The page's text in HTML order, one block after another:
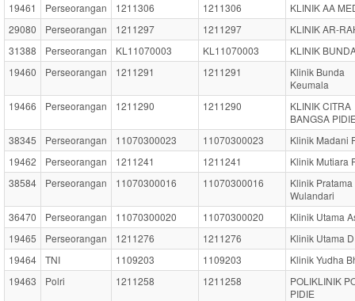
19461 Perseorangan 1211306 1211306
KLINIK AA
29080
Perseorangan 1211297 1211297
KLINIK AR-
31388
Perseorangan KL11070003 KL11070003
KLINIK
19460
Perseorangan 1211291 1211291
Klinik Bunda
Keumala
19466
Perseorangan 1211290 1211290
KLINIK CITRA
BANGSA
38345
Perseorangan 11070300023 11070300023
Klinik Madani
19462
Perseorangan 1211241 1211241
Klinik Mutiara
38584
Perseorangan 11070300016 11070300016
Klinik
Wulandari
36470
Perseorangan 11070300020 11070300020
Klinik Utama
19465
Perseorangan 1211276 1211276
Klinik Utama
19464
TNI 1109203 1109203
Klinik Yudha
19463
Polri 1211258 1211258
POLIKLINIK
PIDIE